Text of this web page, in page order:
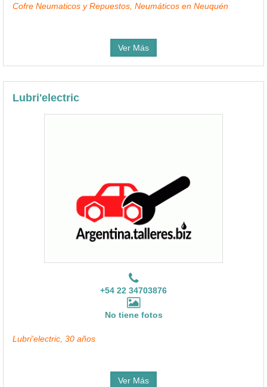
Cofre Neumaticos y Repuestos, Neumáticos en Neuquén
Ver Más
Lubri'electric
+54 22 34703876
No tiene fotos
Lubri'electric, 30 años
Ver Más